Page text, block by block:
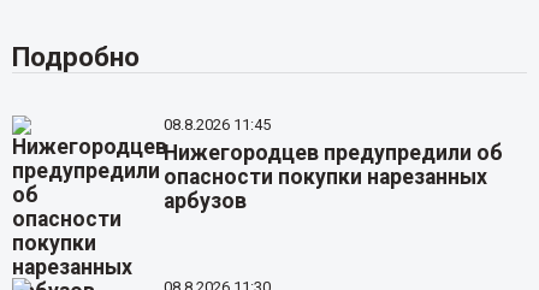
Подробно
08.8.2026 11:45
Нижегородцев предупредили об
опасности покупки нарезанных
арбузов